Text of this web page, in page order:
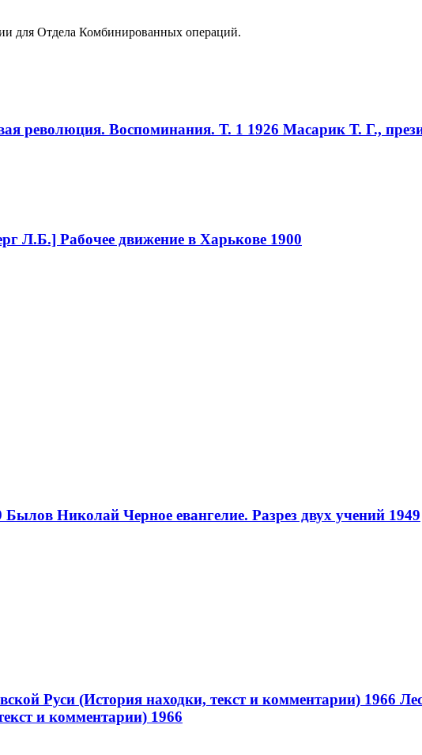
для Отдела Комбинированных операций.
революция. Воспоминания. Т. 1 1926 Масарик Т. Г.,
Л.Б.] Рабочее движение в Харькове 1900
Былов Николай Черное евангелие. Разрез двух учений 1949
Руси (История находки, текст и комментарии) 1966
и комментарии) 1966